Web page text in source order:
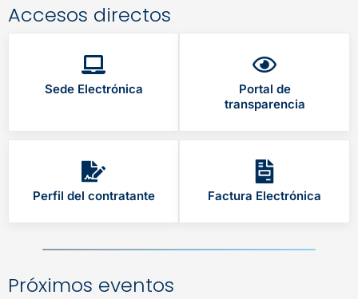
Accesos directos
Sede Electrónica
Portal de
transparencia
Perfil del contratante Factura Electrónica
Próximos eventos